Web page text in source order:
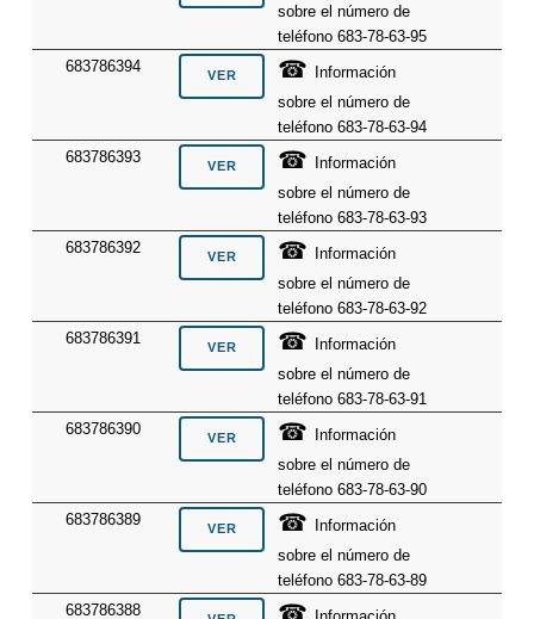
sobre el número de
teléfono 683-78-63-95
683786394
☎
Información
sobre el número de
teléfono 683-78-63-94
683786393
☎
Información
sobre el número de
teléfono 683-78-63-93
683786392
☎
Información
sobre el número de
teléfono 683-78-63-92
683786391
☎
Información
sobre el número de
teléfono 683-78-63-91
683786390
☎
Información
sobre el número de
teléfono 683-78-63-90
683786389
☎
Información
sobre el número de
teléfono 683-78-63-89
683786388
☎